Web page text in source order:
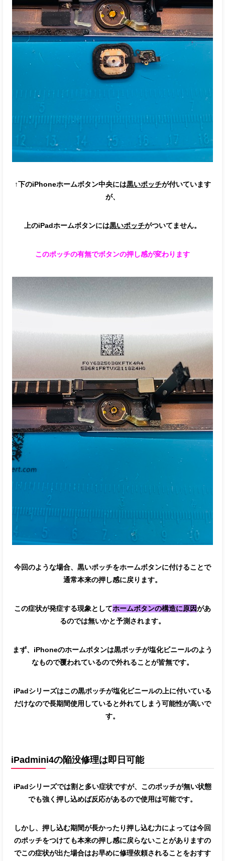
↑下のiPhoneホームボタン中央には黒いポッチが付いています
が、
上のiPadホームボタンには黒いポッチがついてません。
このポッチの有無でボタンの押し感が変わります
今回のような場合、黒いポッチをホームボタンに付けることで
通常本来の押し感に戻ります。
この症状が発症する現象としてホームボタンの構造に原因があ
るのでは無いかと予測されます。
まず、iPhoneのホームボタンは黒ポッチが塩化ビニールのよう
なもので覆われているので外れることが皆無です。
iPadシリーズはこの黒ポッチが塩化ビニールの上に付いている
だけなので長期間使用していると外れてしまう可能性が高いで
す。
iPadmini4の陥没修理は即日可能
iPadシリーズでは割と多い症状ですが、このポッチが無い状態
でも強く押し込めば反応があるので使用は可能です。
しかし、押し込む期間が長かったり押し込む力によっては今回
のポッチをつけても本来の押し感に戻らないことがありますの
でこの症状が出た場合はお早めに修理依頼されることをおすす